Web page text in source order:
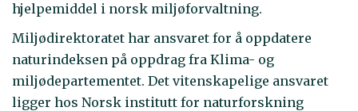
hjelpemiddel i norsk miljøforvaltning.
Miljødirektoratet har ansvaret for å oppdatere
naturindeksen på oppdrag fra Klima- og
miljødepartementet. Det vitenskapelige ansvaret
ligger hos Norsk institutt for naturforskning